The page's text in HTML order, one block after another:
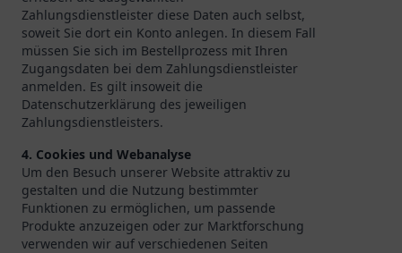
Zahlungsdienstleister diese Daten auch selbst,
soweit Sie dort ein Konto anlegen. In diesem Fall
müssen Sie sich im Bestellprozess mit Ihren
Zugangsdaten bei dem Zahlungsdienstleister
anmelden. Es gilt insoweit die
Datenschutzerklärung des jeweiligen
Zahlungsdienstleisters.
4. Cookies und Webanalyse
Um den Besuch unserer Website attraktiv zu
gestalten und die Nutzung bestimmter
Funktionen zu ermöglichen, um passende
Produkte anzuzeigen oder zur Marktforschung
verwenden wir auf verschiedenen Seiten